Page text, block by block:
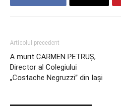
Articolul precedent
A murit CARMEN PETRUȘ,
Director al Colegiului
„Costache Negruzzi” din Iaşi